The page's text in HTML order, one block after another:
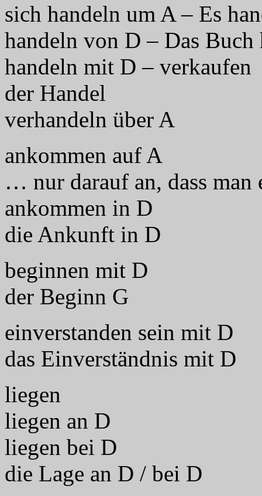
sich handeln um A – Es
handeln von D – Das
handeln mit D – verkaufen
der Handel
verhandeln über A
ankommen auf A
… nur darauf an, dass
ankommen in D
die Ankunft in D
beginnen mit D
der Beginn G
einverstanden sein mit D
das Einverständnis mit D
liegen
liegen an D
liegen bei D
die Lage an D / bei D